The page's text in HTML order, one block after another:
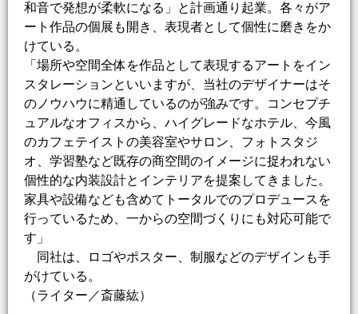
和音で発想が柔軟になる」と計画通り起業。各々がア
ート作品の個展も開き、表現者として個性に磨きをか
けている。
「場所や空間全体を作品として表現するアートをイン
スタレーションといいますが、当社のデザイナーはそ
のノウハウに精通しているのが強みです。コンセプチ
ュアルなオフィスから、ハイグレードなホテル、今風
のカフェテイストの美容室やサロン、フォトスタジ
オ、学習塾など既存の商空間のイメージに捉われない
個性的な内装設計とインテリアを提案してきました。
家具や設備なども含めてトータルでのプロデュースを
行っているため、一からの空間づくりにも対応可能で
す」
同社は、ロゴやポスター、制服などのデザインも手
がけている。
（ライター／斎藤紘）